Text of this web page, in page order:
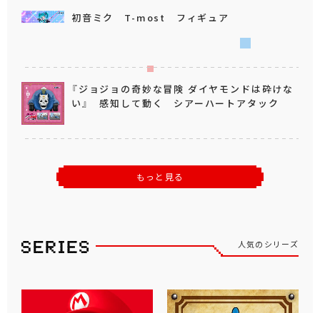
初音ミク T-most フィギュア
『ジョジョの奇妙な冒険 ダイヤモンドは砕けな
い』 感知して動く シアーハートアタック
もっと見る
人気のシリーズ